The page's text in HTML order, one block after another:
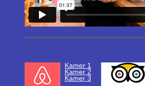
Kamer 1
Kamer 2
Kamer 3